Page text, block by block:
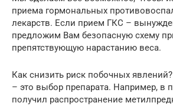
приема гормональных
лекарств. Если прием ГКС –
предложим Вам безопасную схему
препятствующую нарастанию веса.
Как снизить риск побочных
– это выбор препарата. Например, в
получил распространение